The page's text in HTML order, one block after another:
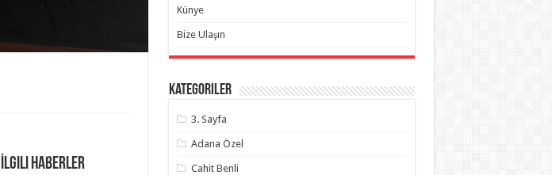
İlgili Haberler
Künye
Bize Ulaşın
Kategoriler
3. Sayfa
Adana Özel
Cahit Benli